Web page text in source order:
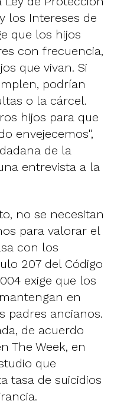
los Intereses de
que los hijos
con frecuencia,
que vivan. Si
podrían
o la cárcel.
hijos para que
envejecemos",
de la
entrevista a la
no se necesitan
para valorar el
con los
207 del Código
exige que los
en
padres ancianos.
de acuerdo
The Week, en
que
tasa de suicidios